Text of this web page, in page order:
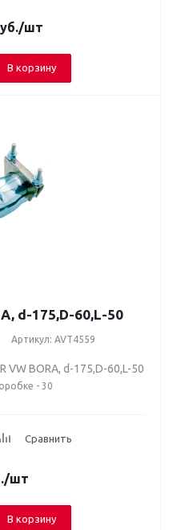
/шт
В корзину
d-175,D-60,L-50
Артикул: AVT4559
VW BORA, d-175,D-60,L-50
- 30
Сравнить
/шт
В корзину